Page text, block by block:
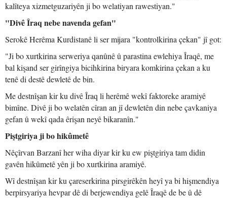
kalîteya xizmetguzariyên ji bo welatiyan rawestiyan."
"Divê Îraq nebe navenda gefan"
Serokê Herêma Kurdistanê li ser mijara "kontrolkirina çekan" jî got:
"Ji bo xurtkirina serweriya qanûnê û parastina ewlehiya Îraqê, me
bal kişand ser girîngiya bicihkirina biryara komkirina çekan a ku
tenê di destê dewletê de bin.
Me destnîşan kir ku divê Îraq li herêmê wekî faktoreke aramiyê
bimîne. Divê ji bo welatên cîran an jî dewletên din nebe çavkaniya
gefan û wekî qada êrişan neyê bikaranîn."
Piştgiriya ji bo hikûmetê
Nêçîrvan Barzanî her wiha diyar kir ku ew piştgiriya tam didin
gavên hikûmetê yên ji bo xurtkirina aramiyê.
Wî destnîşan kir ku çareserkirina pirsgirêkên heyî ya bi hişmendiya
berpirsyariya hevpar dê di berjewendiya gelê Îraqê de be û dê